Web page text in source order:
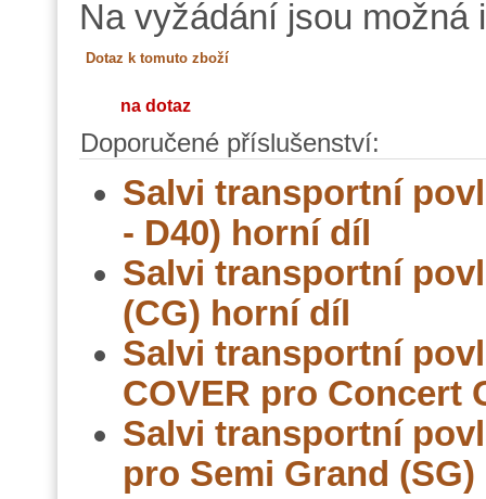
Na vyžádání jsou možná
na dotaz
Doporučené příslušenství:
Salvi transportní
- D40) horní díl
Salvi transportní
(CG) horní díl
Salvi transportní
COVER pro Concert
Salvi transportní
pro Semi Grand